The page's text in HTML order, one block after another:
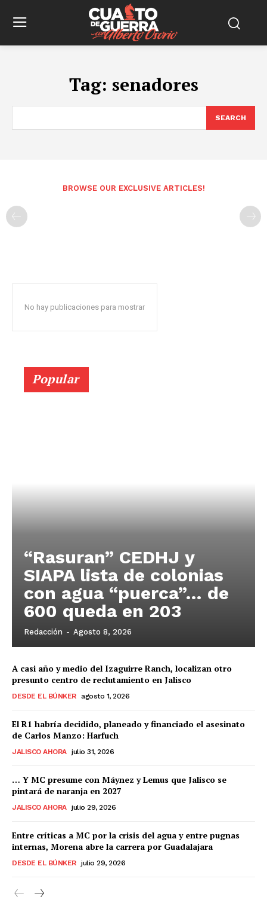
Tag: senadores
SEARCH
BROWSE OUR EXCLUSIVE ARTICLES!
No hay publicaciones para mostrar
Popular
“Rasuran” CEDHJ y
SIAPA lista de colonias
con agua “puerca”… de
600 queda en 203
Redacción - Agosto 8, 2026
A casi año y medio del Izaguirre Ranch, localizan otro
presunto centro de reclutamiento en Jalisco
DESDE EL BÚNKER agosto 1, 2026
El R1 habría decidido, planeado y financiado el asesinato
de Carlos Manzo: Harfuch
JALISCO AHORA julio 31, 2026
… Y MC presume con Máynez y Lemus que Jalisco se
pintará de naranja en 2027
JALISCO AHORA julio 29, 2026
Entre críticas a MC por la crisis del agua y entre pugnas
internas, Morena abre la carrera por Guadalajara
DESDE EL BÚNKER julio 29, 2026